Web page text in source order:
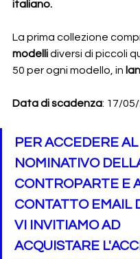
italiano.
La prima collezione
modelli diversi di piccoli
50 per ogni modello, in
Data di scadenza: 17/
PER ACCEDERE AL
NOMINATIVO
CONTROPARTE E
CONTATTO EMAIL
VI INVITIAMO AD
ACQUISTARE